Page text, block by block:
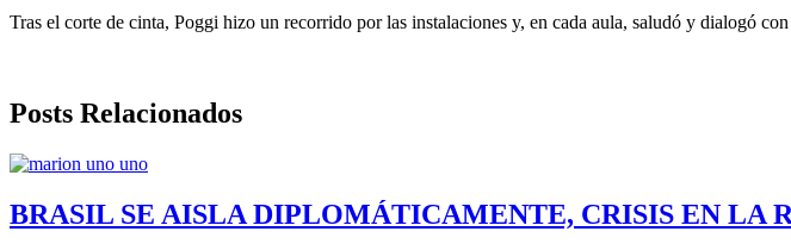
Tras el corte de cinta, Poggi hizo un recorrido por las instalaciones y, en cada aula, saludó y dialogó
Posts Relacionados
BRASIL SE AISLA DIPLOMÁTICAMENTE, CRISIS EN LA